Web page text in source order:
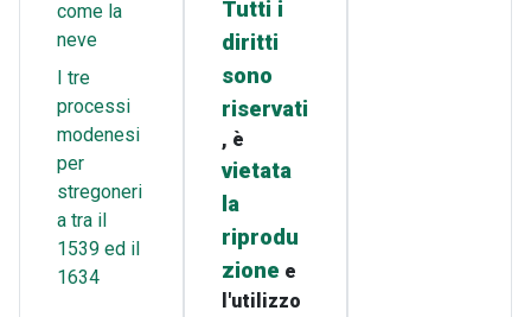
come la
neve
I tre
processi
modenesi
per
stregoneri
a tra il
1539 ed il
1634
Tutti i
diritti
sono
riservati
, è
vietata
la
riprodu
zione e
l'utilizzo